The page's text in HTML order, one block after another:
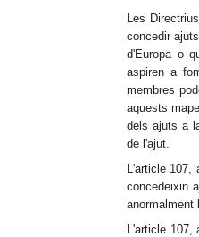
Les
concedir
d'Europa o
aspiren a
membres
aquests
dels ajuts a
de l'ajut.
L'article 107,
concedeixin
anormalment
L'article 107,